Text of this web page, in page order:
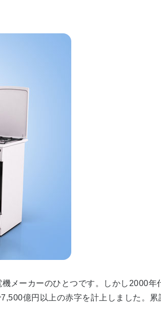
メーカーのひとつです。しかし2000年
億円以上の赤字を計上しました。累